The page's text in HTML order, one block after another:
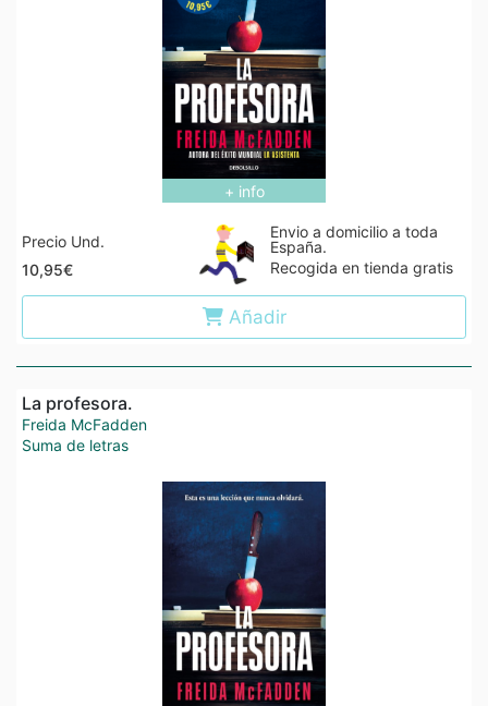
+ info
Precio Und.
10,95€
Envio a domicilio a toda
España.
Recogida en tienda gratis
Añadir
La profesora.
Freida McFadden
Suma de letras